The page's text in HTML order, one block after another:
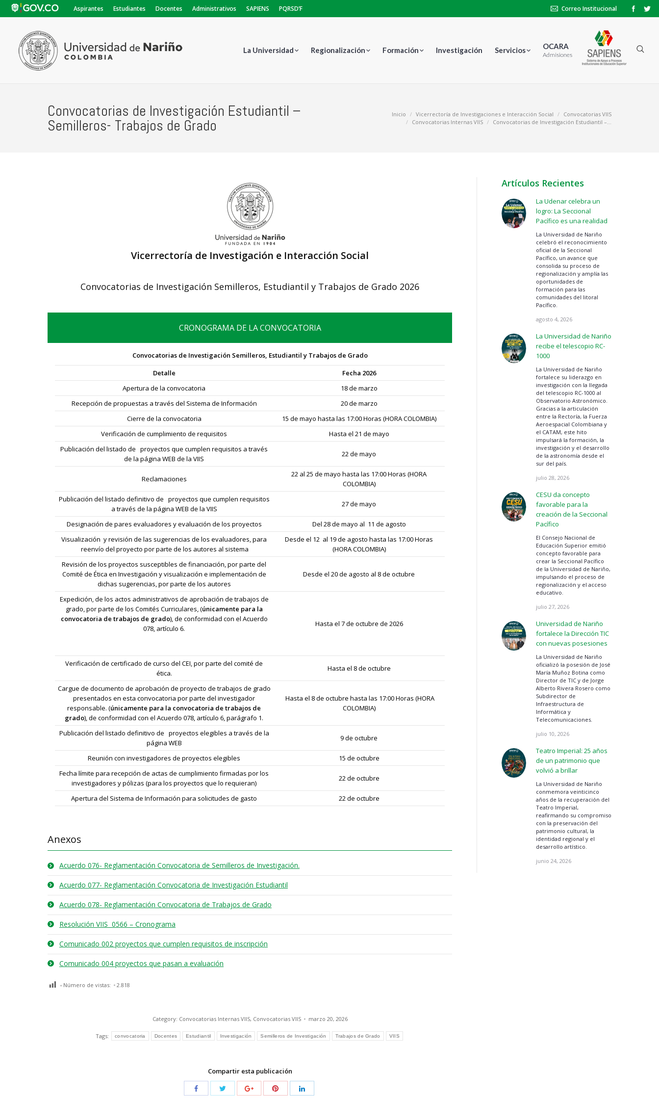
Aspirantes Estudiantes Docentes Administrativos SAPIENS PQRSD’F Correo Institucional
La Universidad Regionalización Formación Investigación Servicios OCARA
Admisiones
Convocatorias de Investigación Estudiantil –
Semilleros- Trabajos de Grado
Inicio Vicerrectoría de Investigaciones e Interacción Social
Convocatorias VIIS
Convocatorias Internas VIIS
Convocatorias de Investigación Estudiantil –…
Vicerrectoría de Investigación e Interacción Social
Convocatorias de Investigación Semilleros, Estudiantil y Trabajos de Grado 2026
CRONOGRAMA DE LA CONVOCATORIA
Convocatorias de Investigación Semilleros, Estudiantil y Trabajos de Grado
Detalle
Fecha 2026
Apertura de la convocatoria
18 de marzo
Recepción de propuestas a través del Sistema de Información
20 de marzo
Cierre de la convocatoria
15 de mayo hasta las 17:00 Horas (HORA COLOMBIA)
Verificación de cumplimiento de requisitos
Hasta el 21 de mayo
Publicación del listado de proyectos que cumplen requisitos a través
de la página WEB de la VIIS
22 de mayo
Reclamaciones
22 al 25 de mayo hasta las 17:00 Horas (HORA
COLOMBIA)
Publicación del listado definitivo de proyectos que cumplen requisitos
a través de la página WEB de la VIIS
27 de mayo
Designación de pares evaluadores y evaluación de los proyectos
Del 28 de mayo al 11 de agosto
Visualización y revisión de las sugerencias de los evaluadores, para
reenvío del proyecto por parte de los autores al sistema
Desde el 12 al 19 de agosto hasta las 17:00 Horas
(HORA COLOMBIA)
Revisión de los proyectos susceptibles de financiación, por parte del
Comité de Ética en Investigación y visualización e implementación de
dichas sugerencias, por parte de los autores
Desde el 20 de agosto al 8 de octubre
Expedición, de los actos administrativos de aprobación de trabajos de
grado, por parte de los Comités Curriculares, (únicamente para la
convocatoria de trabajos de grado), de conformidad con el Acuerdo
078, artículo 6.
Hasta el 7 de octubre de 2026
Verificación de certificado de curso del CEI, por parte del comité de
ética.
Hasta el 8 de octubre
Cargue de documento de aprobación de proyecto de trabajos de grado
presentados en esta convocatoria por parte del investigador
responsable. (únicamente para la convocatoria de trabajos de
grado), de conformidad con el Acuerdo 078, artículo 6, parágrafo 1.
Hasta el 8 de octubre hasta las 17:00 Horas (HORA
COLOMBIA)
Publicación del listado definitivo de proyectos elegibles a través de la
página WEB
9 de octubre
Reunión con investigadores de proyectos elegibles
15 de octubre
Fecha límite para recepción de actas de cumplimiento firmadas por los
investigadores y pólizas (para los proyectos que lo requieran)
22 de octubre
Apertura del Sistema de Información para solicitudes de gasto 22 de octubre
Anexos
Acuerdo 076- Reglamentación Convocatoria de Semilleros de Investigación.
Acuerdo 077- Reglamentación Convocatoria de Investigación Estudiantil
Acuerdo 078- Reglamentación Convocatoria de Trabajos de Grado
Resolución VIIS 0566 – Cronograma
Comunicado 002 proyectos que cumplen requisitos de inscripción
Comunicado 004 proyectos que pasan a evaluación
Número de vistas: 2.818
Category: Convocatorias Internas VIIS, Convocatorias VIIS marzo 20, 2026
Tags: convocatoria Docentes Estudiantil Investigación Semilleros de Investigación Trabajos de Grado VIIS
Compartir esta publicación
Artículos Recientes
La Udenar celebra un
logro: La Seccional
Pacífico es una realidad
La Universidad de Nariño
celebró el reconocimiento
oficial de la Seccional
Pacífico, un avance que
consolida su proceso de
regionalización y amplía las
oportunidades de
formación para las
comunidades del litoral
Pacífico.
agosto 4, 2026
La Universidad de Nariño
recibe el telescopio RC-
1000
La Universidad de Nariño
fortalece su liderazgo en
investigación con la llegada
del telescopio RC-1000 al
Observatorio Astronómico.
Gracias a la articulación
entre la Rectoría, la Fuerza
Aeroespacial Colombiana y
el CATAM, este hito
impulsará la formación, la
investigación y el desarrollo
de la astronomía desde el
sur del país.
julio 28, 2026
CESU da concepto
favorable para la
creación de la Seccional
Pacífico
El Consejo Nacional de
Educación Superior emitió
concepto favorable para
crear la Seccional Pacífico
de la Universidad de Nariño,
impulsando el proceso de
regionalización y el acceso
educativo.
julio 27, 2026
Universidad de Nariño
fortalece la Dirección TIC
con nuevas posesiones
La Universidad de Nariño
oficializó la posesión de José
María Muñoz Botina como
Director de TIC y de Jorge
Alberto Rivera Rosero como
Subdirector de
Infraestructura de
Informática y
Telecomunicaciones.
julio 10, 2026
Teatro Imperial: 25 años
de un patrimonio que
volvió a brillar
La Universidad de Nariño
conmemora veinticinco
años de la recuperación del
Teatro Imperial,
reafirmando su compromiso
con la preservación del
patrimonio cultural, la
identidad regional y el
desarrollo artístico.
junio 24, 2026